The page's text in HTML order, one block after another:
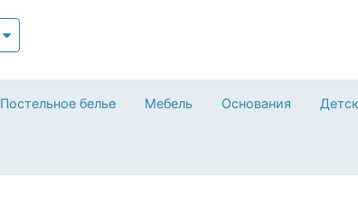
Постельное белье Мебель Основания